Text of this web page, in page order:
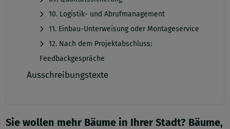
10. Logistik- und Abrufmanagement
11. Einbau-Unterweisung oder Montageservice
12. Nach dem Projektabschluss:
Feedbackgespräche
Ausschreibungstexte
Sie wollen mehr Bäume in Ihrer Stadt? Bäume,